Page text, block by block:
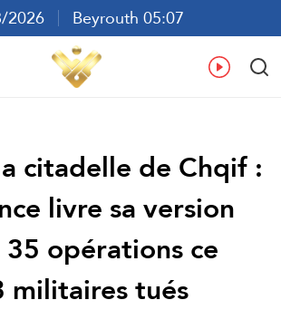
2026
Beyrouth 05:07
ع
citadelle de Chqif :
livre sa version
opérations ce
militaires tués